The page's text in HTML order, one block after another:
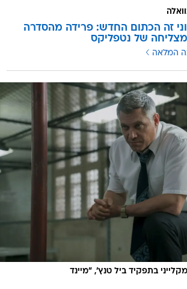
זה הכתום החדש: פרידה מהסדרה
של נטפליקס
המלאה
בתפקיד ביל טנץ', "מיינד